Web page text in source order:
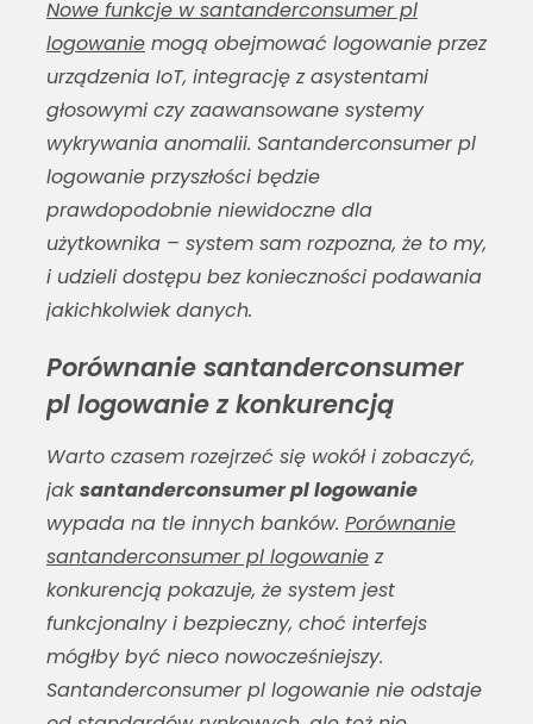
Nowe funkcje w santanderconsumer pl
logowaniemogą obejmować logowanie przez
urządzenia IoT, integrację z asystentami
głosowymi czy zaawansowane systemy
wykrywania anomalii. Santanderconsumer pl
logowanieprzyszłości będzie
prawdopodobnie niewidoczne dla
użytkownika – system sam rozpozna, że to my,
i udzieli dostępu bez konieczności podawania
jakichkolwiek danych.
Porównanie santanderconsumer
pl logowanie z konkurencją
Warto czasem rozejrzeć się wokół i zobaczyć,
jaksantanderconsumer pl logowanie
wypada na tle innych banków. Porównanie
santanderconsumer pl logowaniez
konkurencją pokazuje, że system jest
funkcjonalny i bezpieczny, choć interfejs
mógłby być nieco nowocześniejszy.
Santanderconsumer pl logowanienie odstaje